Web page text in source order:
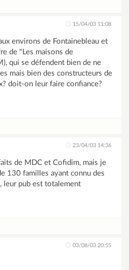
15/04/03 11:08
environs de Fontainebleau et
de "Les maisons de
qui se défendent bien de ne
mais bien des constructeurs de
doit-on leur faire confiance?
23/04/03 14:36
de MDC et Cofidim, mais je
130 familles ayant connu des
leur pub est totalement
03/08/03 20:55